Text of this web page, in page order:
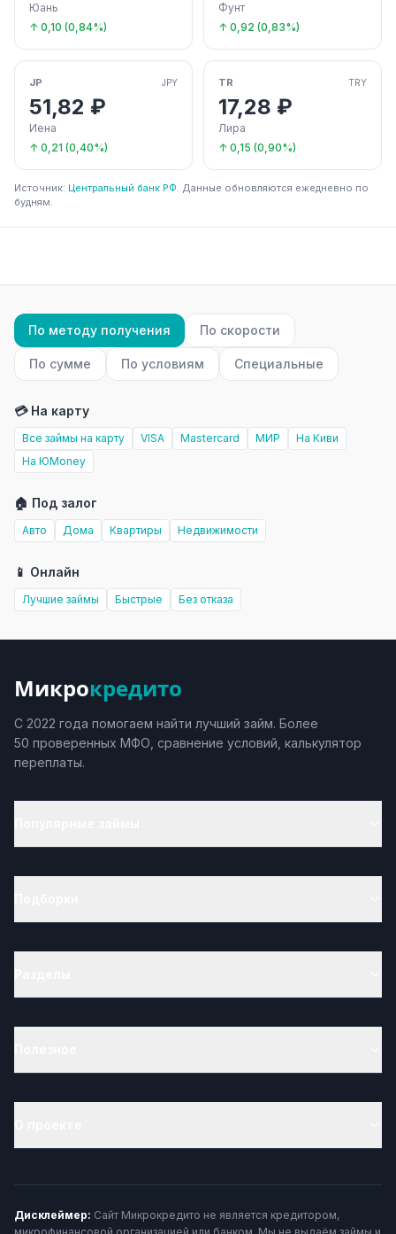
Юань
↑ 0,10 (0,84%)
Фунт
↑ 0,92 (0,83%)
JP JPY
51,82 ₽
Иена
↑ 0,21 (0,40%)
TR TRY
17,28 ₽
Лира
↑ 0,15 (0,90%)
Источник: Центральный банк РФ. Данные обновляются ежедневно по
будням.
По методу получения По скорости
По сумме По условиям Специальные
💳 На карту
Все займы на карту VISA Mastercard МИР
На Киви
На ЮMoney
🏠 Под залог
Авто Дома Квартиры Недвижимости
📱 Онлайн
Лучшие займы Быстрые Без отказа
Микрокредито
С 2022 года помогаем найти лучший займ. Более
50 проверенных МФО, сравнение условий, калькулятор
переплаты.
Дисклеймер: Сайт Микрокредито не является кредитором,